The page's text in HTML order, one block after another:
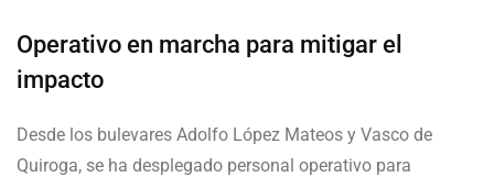
Operativo en marcha para mitigar el
impacto
Desde los bulevares Adolfo López Mateos y Vasco de
Quiroga, se ha desplegado personal operativo para